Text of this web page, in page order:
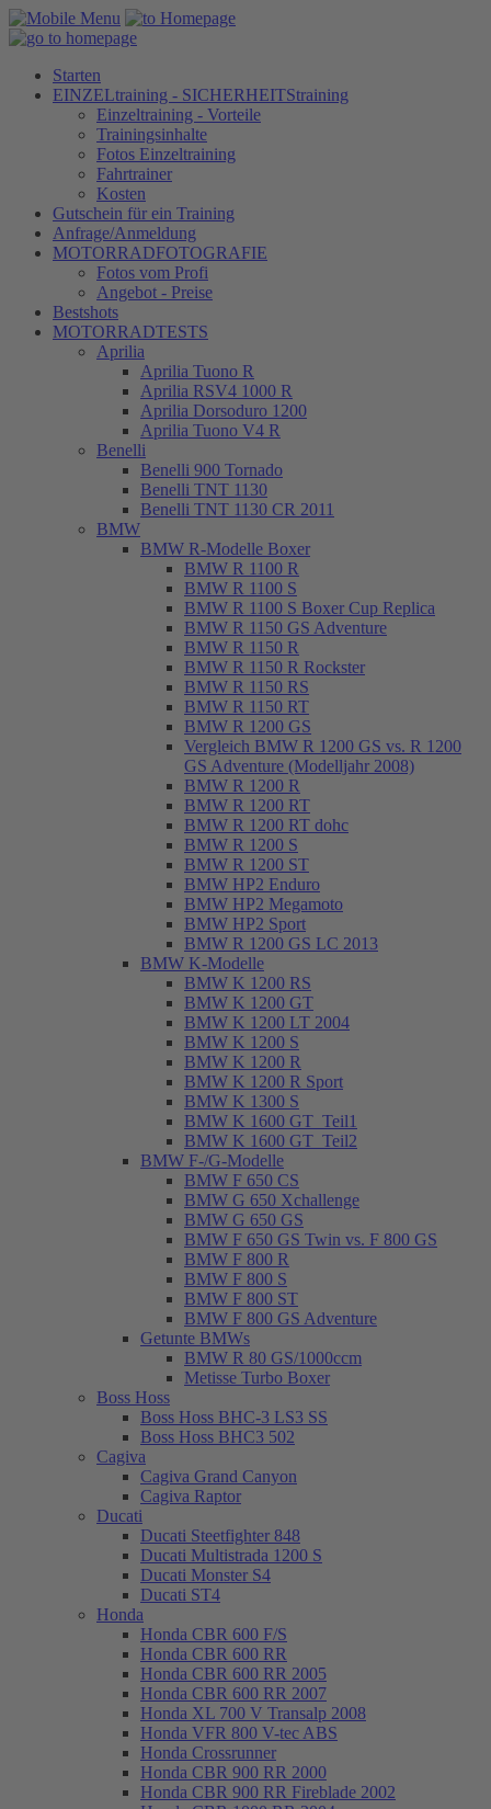
Starten
EINZELtraining - SICHERHEITStraining
Einzeltraining - Vorteile
Trainingsinhalte
Fotos Einzeltraining
Fahrtrainer
Kosten
Gutschein für ein Training
Anfrage/Anmeldung
MOTORRADFOTOGRAFIE
Fotos vom Profi
Angebot - Preise
Bestshots
MOTORRADTESTS
Aprilia
Aprilia Tuono R
Aprilia RSV4 1000 R
Aprilia Dorsoduro 1200
Aprilia Tuono V4 R
Benelli
Benelli 900 Tornado
Benelli TNT 1130
Benelli TNT 1130 CR 2011
BMW
BMW R-Modelle Boxer
BMW R 1100 R
BMW R 1100 S
BMW R 1100 S Boxer Cup Replica
BMW R 1150 GS Adventure
BMW R 1150 R
BMW R 1150 R Rockster
BMW R 1150 RS
BMW R 1150 RT
BMW R 1200 GS
Vergleich BMW R 1200 GS vs. R 1200
GS Adventure (Modelljahr 2008)
BMW R 1200 R
BMW R 1200 RT
BMW R 1200 RT dohc
BMW R 1200 S
BMW R 1200 ST
BMW HP2 Enduro
BMW HP2 Megamoto
BMW HP2 Sport
BMW R 1200 GS LC 2013
BMW K-Modelle
BMW K 1200 RS
BMW K 1200 GT
BMW K 1200 LT 2004
BMW K 1200 S
BMW K 1200 R
BMW K 1200 R Sport
BMW K 1300 S
BMW K 1600 GT_Teil1
BMW K 1600 GT_Teil2
BMW F-/G-Modelle
BMW F 650 CS
BMW G 650 Xchallenge
BMW G 650 GS
BMW F 650 GS Twin vs. F 800 GS
BMW F 800 R
BMW F 800 S
BMW F 800 ST
BMW F 800 GS Adventure
Getunte BMWs
BMW R 80 GS/1000ccm
Metisse Turbo Boxer
Boss Hoss
Boss Hoss BHC-3 LS3 SS
Boss Hoss BHC3 502
Cagiva
Cagiva Grand Canyon
Cagiva Raptor
Ducati
Ducati Steetfighter 848
Ducati Multistrada 1200 S
Ducati Monster S4
Ducati ST4
Honda
Honda CBR 600 F/S
Honda CBR 600 RR
Honda CBR 600 RR 2005
Honda CBR 600 RR 2007
Honda XL 700 V Transalp 2008
Honda VFR 800 V-tec ABS
Honda Crossrunner
Honda CBR 900 RR 2000
Honda CBR 900 RR Fireblade 2002